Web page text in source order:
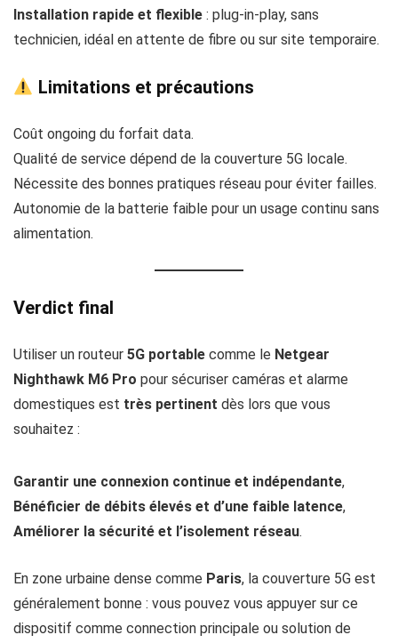
Installation rapide et flexible : plug‑in‑play, sans
technicien, idéal en attente de fibre ou sur site temporaire.
Limitations et précautions
Coût ongoing du forfait data.
Qualité de service dépend de la couverture 5G locale.
Nécessite des bonnes pratiques réseau pour éviter failles.
Autonomie de la batterie faible pour un usage continu sans
alimentation.
Verdict final
Utiliser un routeur 5G portable comme le Netgear
Nighthawk M6 Pro pour sécuriser caméras et alarme
domestiques est très pertinent dès lors que vous
souhaitez :
Garantir une connexion continue et indépendante,
Bénéficier de débits élevés et d’une faible latence,
Améliorer la sécurité et l’isolement réseau.
En zone urbaine dense comme Paris, la couverture 5G est
généralement bonne : vous pouvez vous appuyer sur ce
dispositif comme connection principale ou solution de